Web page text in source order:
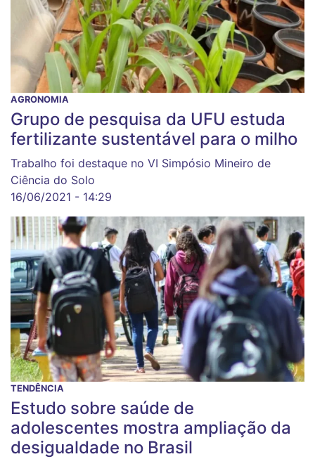
AGRONOMIA
Grupo de pesquisa da UFU estuda
fertilizante sustentável para o milho
Trabalho foi destaque no VI Simpósio Mineiro de
Ciência do Solo
16/06/2021 - 14:29
TENDÊNCIA
Estudo sobre saúde de
adolescentes mostra ampliação da
desigualdade no Brasil